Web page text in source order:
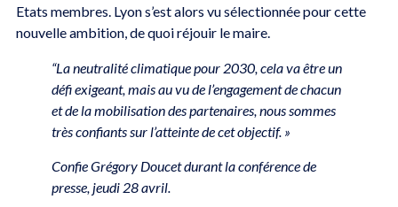
Etats membres. Lyon s’est alors vu sélectionnée pour cette
nouvelle ambition, de quoi réjouir le maire.
“La neutralité climatique pour 2030, cela va être un
défi exigeant, mais au vu de l’engagement de chacun
et de la mobilisation des partenaires, nous sommes
très confiants sur l’atteinte de cet objectif. »
Confie Grégory Doucet durant la conférence de
presse, jeudi 28 avril.